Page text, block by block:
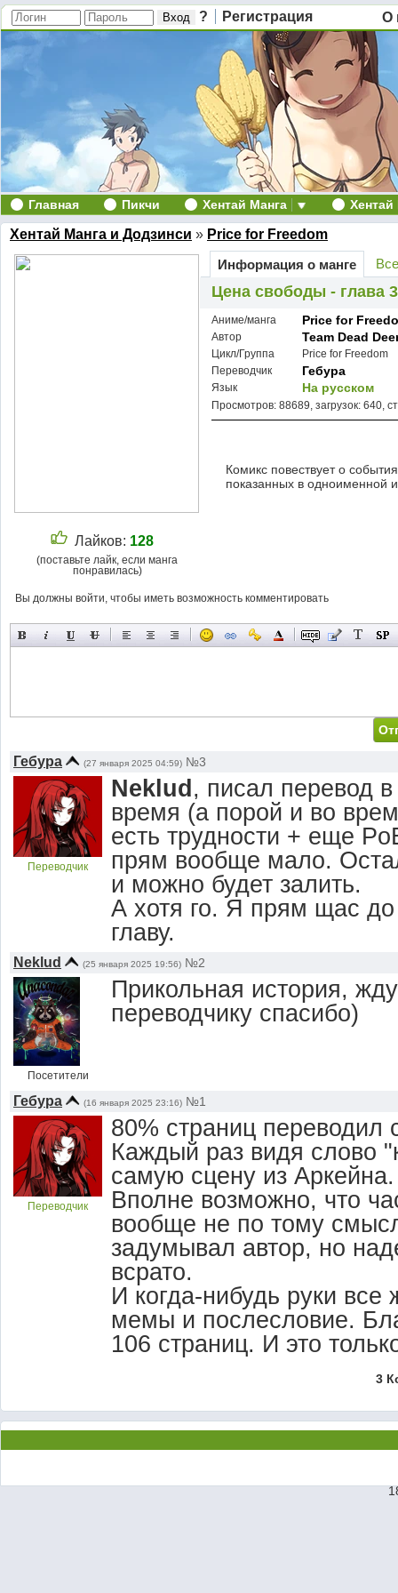
? Регистрация О
Главная Пикчи Хентай Манга
Хентай Манга и Додзинси » Price for Freedom
Лайков: 128
(поставьте лайк, если манга
понравилась)
Информация о манге
Цена свободы - глава
Аниме/манга Price for
Автор Team Dead
Цикл/Группа
Price for Freedom
Переводчик
Гебура
Язык На русском
Просмотров: 88689, загрузок: 640,
Комикс повествует о
показанных в одноименной
Вы должны войти, чтобы иметь возможность комментировать
Гебура (27 января 2025 04:59) №3
Переводчик
Neklud, писал перевод
время (а порой и во
есть трудности + еще
прям вообще мало.
и можно будет залить.
А хотя го. Я прям щас
главу.
Neklud (25 января 2025 19:56) №2
Посетители
Прикольная история,
переводчику спасибо)
Гебура (16 января 2025 23:16) №1
Переводчик
80% страниц
Каждый раз видя слово
самую сцену из Аркейна.
Вполне возможно, что
вообще не по тому
задумывал автор, но
всрато.
И когда-нибудь руки все
мемы и послесловие.
106 страниц. И это
3